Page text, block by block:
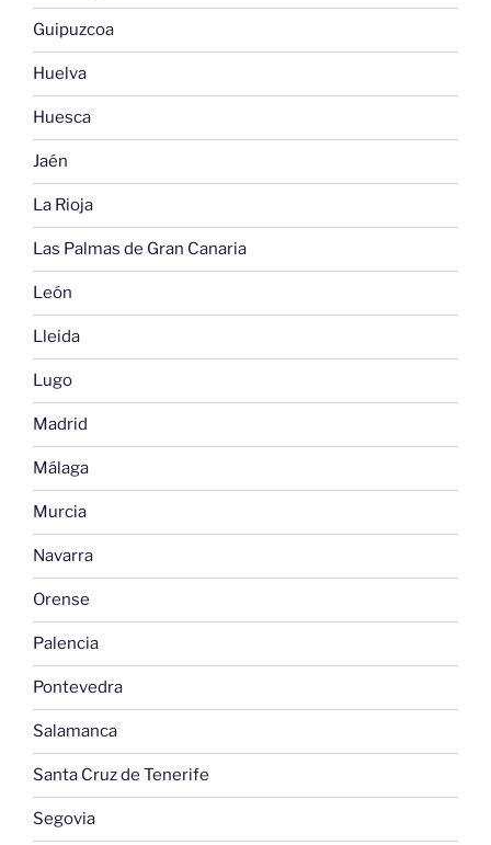
Guipuzcoa
Huelva
Huesca
Jaén
La Rioja
Las Palmas de Gran Canaria
León
Lleida
Lugo
Madrid
Málaga
Murcia
Navarra
Orense
Palencia
Pontevedra
Salamanca
Santa Cruz de Tenerife
Segovia